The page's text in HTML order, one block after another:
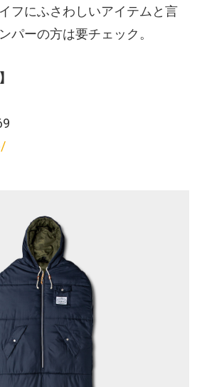
フにふさわしいアイテムと言
パーの方は要チェック。